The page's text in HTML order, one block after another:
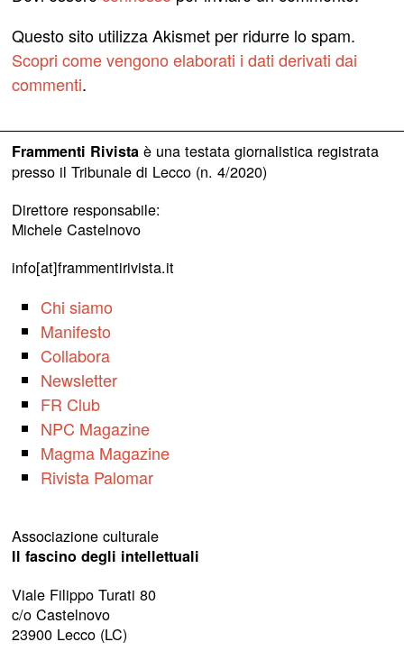
Questo sito utilizza Akismet per ridurre lo spam.
Scopri come vengono elaborati i dati derivati dai
commenti.
Frammenti Rivistaè una testata giornalistica registrata
presso il Tribunale di Lecco (n. 4/2020)
Direttore responsabile:
Michele Castelnovo
info[at]frammentirivista.it
Chi siamo
Manifesto
Collabora
Newsletter
FR Club
NPC Magazine
Magma Magazine
Rivista Palomar
Associazione culturale
Il fascino degli intellettuali
Viale Filippo Turati 80
c/o Castelnovo
23900 Lecco (LC)